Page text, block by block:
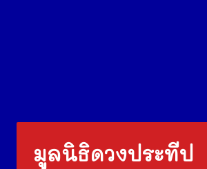
มูลนิธิดวงประทีป